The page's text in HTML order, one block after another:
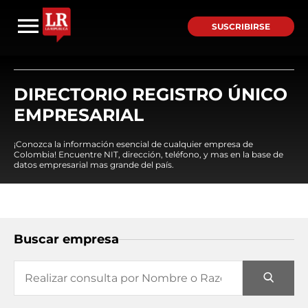
SUSCRIBIRSE
DIRECTORIO REGISTRO ÚNICO
EMPRESARIAL
¡Conozca la información esencial de cualquier empresa de
Colombia! Encuentre NIT, dirección, teléfono, y mas en la base de
datos empresarial mas grande del país.
Buscar empresa